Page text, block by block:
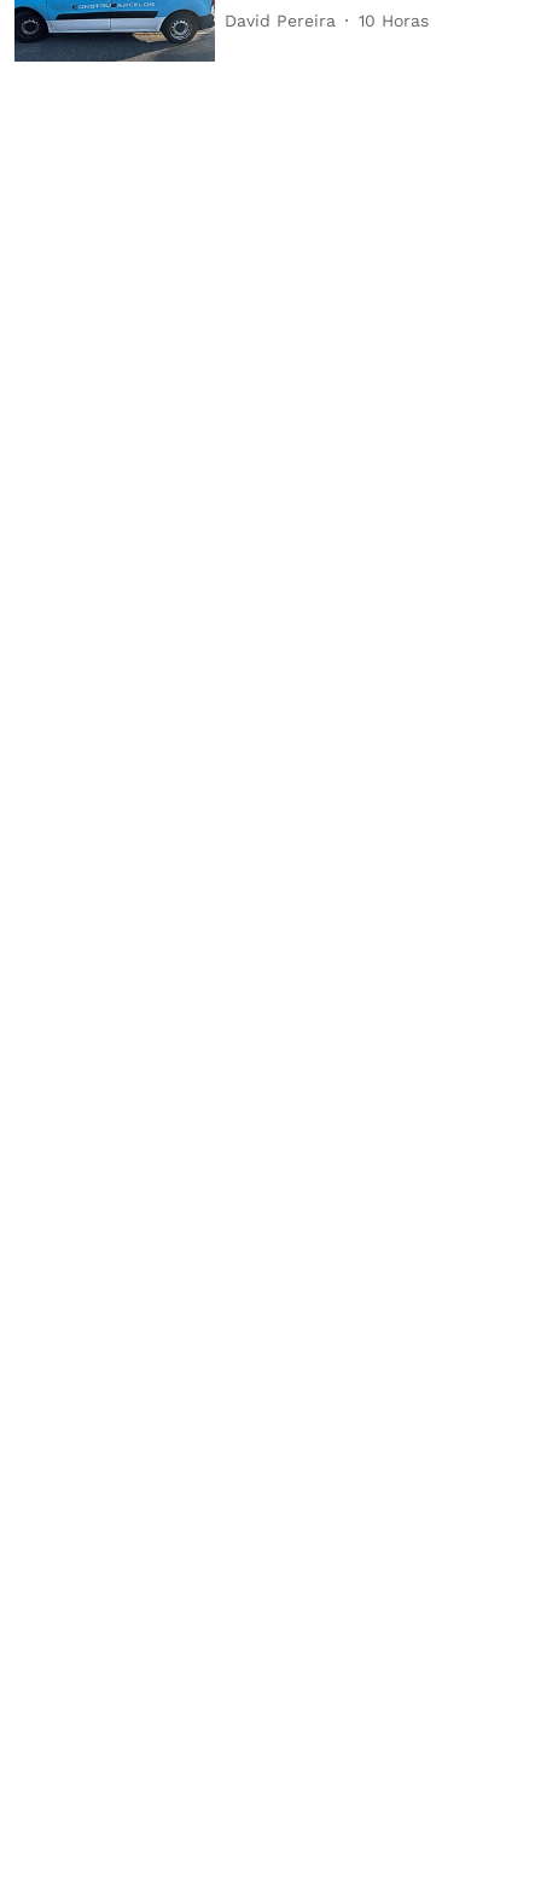
David Pereira 10 Horas